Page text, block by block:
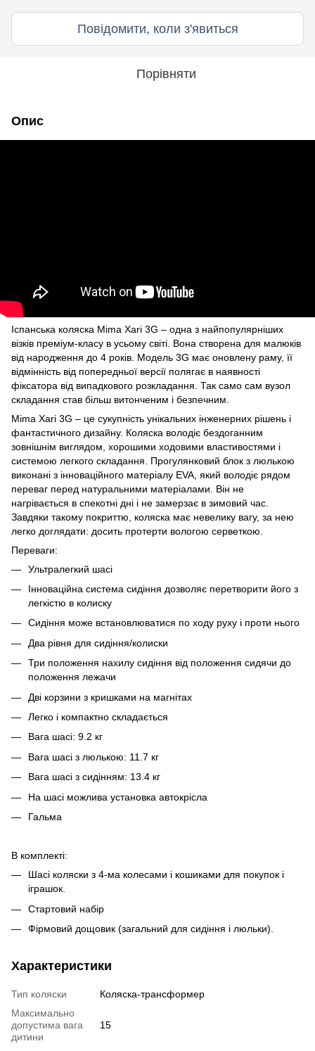
Повідомити, коли з'явиться
Порівняти
Опис
Іспанська коляска Mima Xari 3G – одна з найпопулярніших
візків преміум-класу в усьому світі. Вона створена для малюків
від народження до 4 років. Модель 3G має оновлену раму, її
відмінність від попередньої версії полягає в наявності
фіксатора від випадкового розкладання. Так само сам вузол
складання став більш витонченим і безпечним.
Mima Xari 3G – це сукупність унікальних інженерних рішень і
фантастичного дизайну. Коляска володіє бездоганним
зовнішнім виглядом, хорошими ходовими властивостями і
системою легкого складання. Прогулянковий блок з люлькою
виконані з інноваційного матеріалу EVA, який володіє рядом
переваг перед натуральними матеріалами. Він не
нагрівається в спекотні дні і не замерзає в зимовий час.
Завдяки такому покриттю, коляска має невелику вагу, за нею
легко доглядати: досить протерти вологою серветкою.
Переваги:
Ультралегкий шасі
Інноваційна система сидіння дозволяє перетворити його з
легкістю в колиску
Сидіння може встановлюватися по ходу руху і проти нього
Два рівня для сидіння/колиски
Три положення нахилу сидіння від положення сидячи до
положення лежачи
Дві корзини з кришками на магнітах
Легко і компактно складається
Вага шасі: 9.2 кг
Вага шасі з люлькою: 11.7 кг
Вага шасі з сидінням: 13.4 кг
На шасі можлива установка автокрісла
Гальма
В комплекті:
Шасі коляски з 4-ма колесами і кошиками для покупок і
іграшок.
Стартовий набір
Фірмовий дощовик (загальний для сидіння і люльки).
Характеристики
Тип коляски
Коляска-трансформер
Максимально
допустима вага
дитини
15